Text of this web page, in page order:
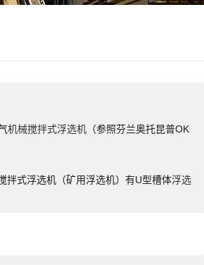
机械搅拌式浮选机 （参照芬兰奥托昆普OK
拌式浮选机（矿用浮选机）有U型槽体浮选